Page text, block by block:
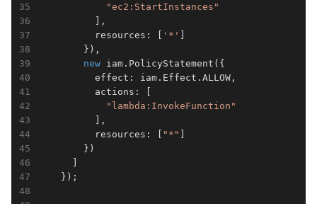
"ec2:StartInstances"
          resources: [
'*'
        }),
new iam.PolicyStatement({
          effect: iam.Effect.ALLOW,
          actions: [
"lambda:InvokeFunction"
          ],
          resources: [
"*"
        })
    });